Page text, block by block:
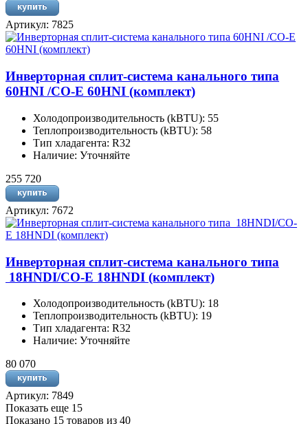
Артикул: 7825
Инверторная сплит-система канального типа
60HNI /CO-E 60HNI (комплект)
Холодопроизводительность (kBTU): 55
Теплопроизводительность (kBTU): 58
Тип хладагента: R32
Наличие: Уточняйте
255 720
Артикул: 7672
Инверторная сплит-система канального типа
18HNDI/CO-E 18HNDI (комплект)
Холодопроизводительность (kBTU): 18
Теплопроизводительность (kBTU): 19
Тип хладагента: R32
Наличие: Уточняйте
80 070
Артикул: 7849
Показать еще 15
Показано 15 товаров из 40